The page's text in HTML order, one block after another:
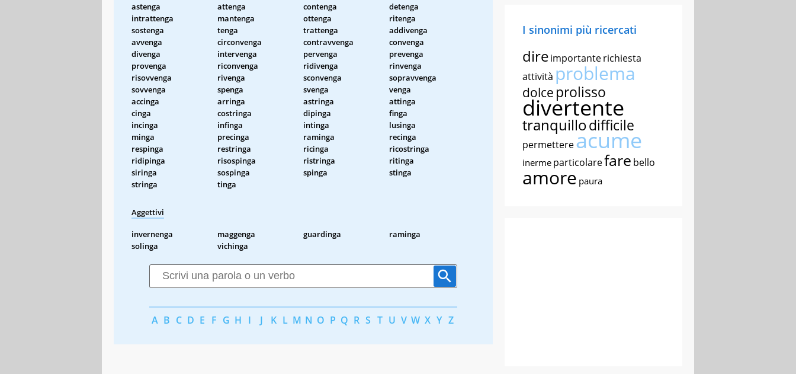
astenga attenga contenga
detenga
intrattenga
mantenga ottenga
ritenga
sostenga
tenga trattenga
addivenga
avvenga
circonvenga contravvenga
convenga
divenga
intervenga pervenga
prevenga
provenga
riconvenga ridivenga
rinvenga
risovvenga
rivenga sconvenga
sopravvenga
sovvenga
spenga svenga
venga
accinga
arringa astringa
attinga
cinga
costringa dipinga
finga
incinga
infinga intinga
lusinga
minga
precinga raminga
recinga
respinga
restringa ricinga
ricostringa
ridipinga
risospinga ristringa
ritinga
siringa
sospinga spinga
stinga
stringa
tinga
Aggettivi
invernenga maggenga guardinga
raminga
solinga
vichinga
A B C D E F G H I J K L M N O P Q R S T U V W X Y Z
I sinonimi più ricercati
direimportanterichiesta
attività problema
dolce prolisso
divertente
tranquillodifficile
permettereacume
inerme particolarefare bello
amore paura